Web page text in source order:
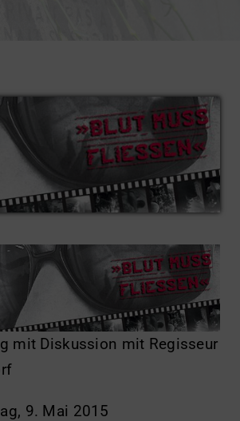
mit Diskussion mit Regisseur
9. Mai 2015